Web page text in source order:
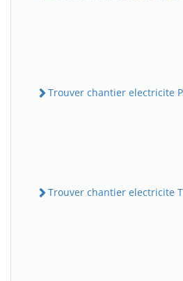
Trouver chantier electricite
Trouver chantier electricite